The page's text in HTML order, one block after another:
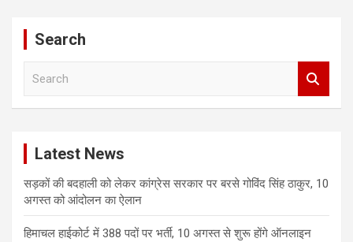
Search
Latest News
सड़कों की बदहाली को लेकर कांग्रेस सरकार पर बरसे गोविंद सिंह ठाकुर, 10
अगस्त को आंदोलन का ऐलान
हिमाचल हाईकोर्ट में 388 पदों पर भर्ती, 10 अगस्त से शुरू होंगे ऑनलाइन